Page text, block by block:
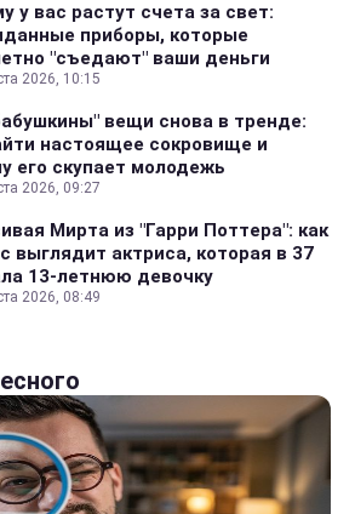
у вас растут счета за свет:
приборы, которые
"съедают" ваши деньги
2026, 10:15
вещи снова в тренде:
настоящее сокровище и
его скупает молодежь
2026, 09:27
Мирта из "Гарри Поттера": как
выглядит актриса, которая в 37
13-летнюю девочку
2026, 08:49